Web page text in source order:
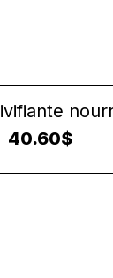
AU PANIER
40.60$